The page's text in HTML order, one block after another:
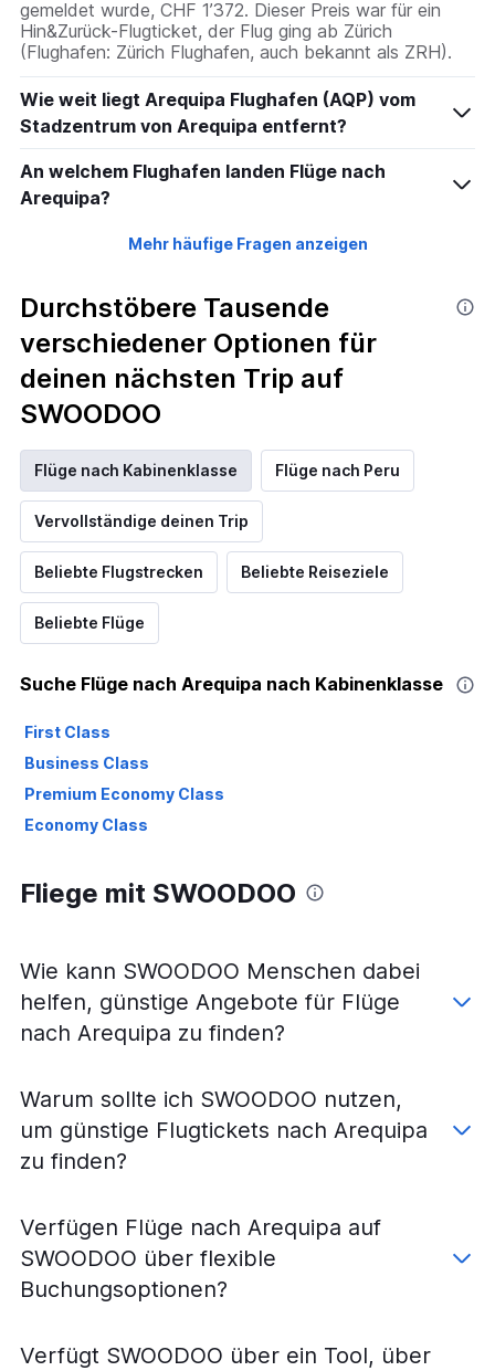
gemeldet wurde, CHF 1’372. Dieser Preis war für ein
Hin&Zurück-Flugticket, der Flug ging ab Zürich
(Flughafen: Zürich Flughafen, auch bekannt als ZRH).
Wie weit liegt Arequipa Flughafen (AQP) vom
Stadzentrum von Arequipa entfernt?
An welchem Flughafen landen Flüge nach
Arequipa?
Mehr häufige Fragen anzeigen
Durchstöbere Tausende
verschiedener Optionen für
deinen nächsten Trip auf
SWOODOO
Flüge nach Kabinenklasse Flüge nach Peru
Vervollständige deinen Trip
Beliebte Flugstrecken Beliebte Reiseziele
Beliebte Flüge
Suche Flüge nach Arequipa nach Kabinenklasse
First Class
Business Class
Premium Economy Class
Economy Class
Fliege mit SWOODOO
Wie kann SWOODOO Menschen dabei
helfen, günstige Angebote für Flüge
nach Arequipa zu finden?
Warum sollte ich SWOODOO nutzen,
um günstige Flugtickets nach Arequipa
zu finden?
Verfügen Flüge nach Arequipa auf
SWOODOO über flexible
Buchungsoptionen?
Verfügt SWOODOO über ein Tool, über